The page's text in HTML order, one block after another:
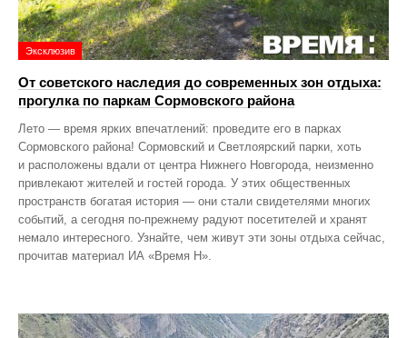
Эксклюзив
От советского наследия до современных зон отдыха:
прогулка по паркам Сормовского района
Лето — время ярких впечатлений: проведите его в парках
Сормовского района! Сормовский и Светлоярский парки, хоть
и расположены вдали от центра Нижнего Новгорода, неизменно
привлекают жителей и гостей города. У этих общественных
пространств богатая история — они стали свидетелями многих
событий, а сегодня по‑прежнему радуют посетителей и хранят
немало интересного. Узнайте, чем живут эти зоны отдыха сейчас,
прочитав материал ИА «Время Н».